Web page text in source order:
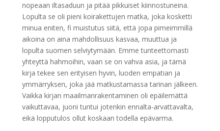
nopeaan iltasaduun ja pitää pikkuiset kiinnostuneina.
Lopulta se oli pieni koirakettujen matka, joka kosketti
minua eniten, fi muistutus siitä, että jopa pimeimmillä
aikoina on aina mahdollisuus kasvaa, muuttua ja
lopulta suomen selviytymään. Emme tunteettomasti
yhteyttä hahmoihin, vaan se on vahva asia, ja tämä
kirja tekee sen erityisen hyvin, luoden empatian ja
ymmärryksen, joka jää matkustamassa tarinan jälkeen.
Vaikka kirjan maailmanrakentaminen oli epäilemättä
vaikuttavaa, juoni tuntui jotenkin ennalta-arvattavalta,
eikä lopputulos ollut koskaan todella epävarma.